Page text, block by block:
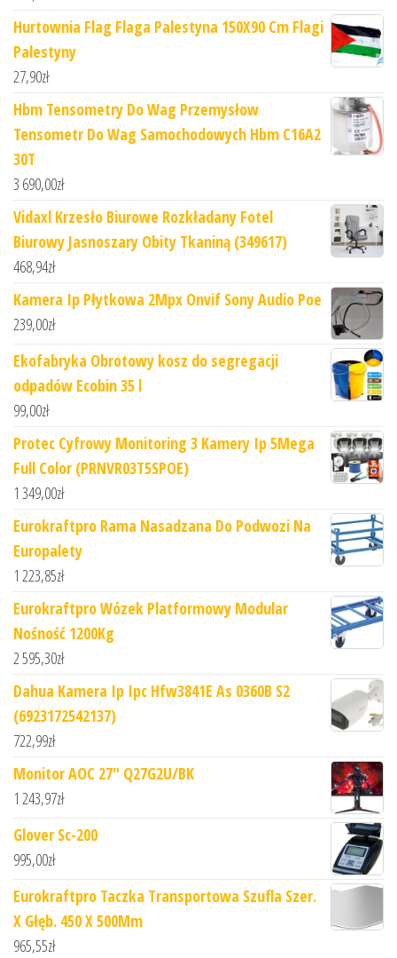
Hurtownia Flag Flaga Palestyna 150X90 Cm Flagi
Palestyny
27,90zł
Hbm Tensometry Do Wag Przemysłow
Tensometr Do Wag Samochodowych Hbm C16A2
30T
3 690,00zł
Vidaxl Krzesło Biurowe Rozkładany Fotel
Biurowy Jasnoszary Obity Tkaniną (349617)
468,94zł
Kamera Ip Płytkowa 2Mpx Onvif Sony Audio Poe
239,00zł
Ekofabryka Obrotowy kosz do segregacji
odpadów Ecobin 35 l
99,00zł
Protec Cyfrowy Monitoring 3 Kamery Ip 5Mega
Full Color (PRNVR03T5SPOE)
1 349,00zł
Eurokraftpro Rama Nasadzana Do Podwozi Na
Europalety
1 223,85zł
Eurokraftpro Wózek Platformowy Modular
Nośność 1200Kg
2 595,30zł
Dahua Kamera Ip Ipc Hfw3841E As 0360B S2
(6923172542137)
722,99zł
Monitor AOC 27" Q27G2U/BK
1 243,97zł
Glover Sc-200
995,00zł
Eurokraftpro Taczka Transportowa Szufla Szer.
X Głęb. 450 X 500Mm
965,55zł